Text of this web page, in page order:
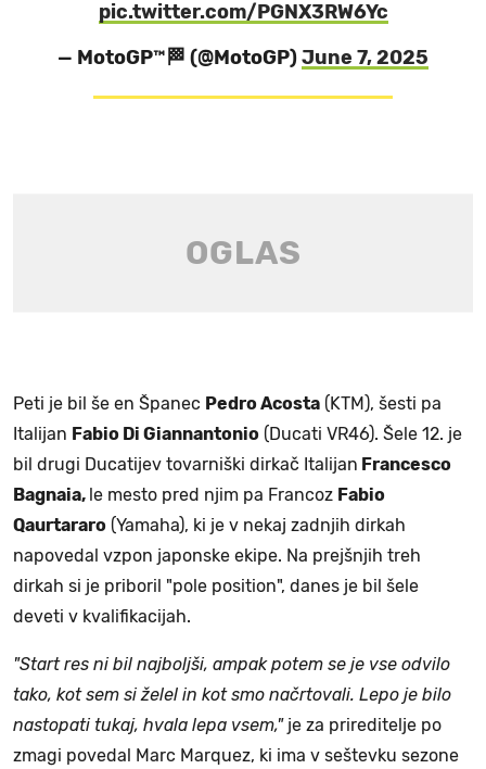
pic.twitter.com/PGNX3RW6Yc
— MotoGP™🏁 (@MotoGP)June 7, 2025
Peti je bil še en Španec Pedro Acosta (KTM), šesti pa
Italijan Fabio Di Giannantonio (Ducati VR46). Šele 12. je
bil drugi Ducatijev tovarniški dirkač Italijan Francesco
Bagnaia, le mesto pred njim pa Francoz Fabio
Qaurtararo (Yamaha), ki je v nekaj zadnjih dirkah
napovedal vzpon japonske ekipe. Na prejšnjih treh
dirkah si je priboril "pole position", danes je bil šele
deveti v kvalifikacijah.
"Start res ni bil najboljši, ampak potem se je vse odvilo
tako, kot sem si želel in kot smo načrtovali. Lepo je bilo
nastopati tukaj, hvala lepa vsem,"je za prireditelje po
zmagi povedal Marc Marquez, ki ima v seštevku sezone